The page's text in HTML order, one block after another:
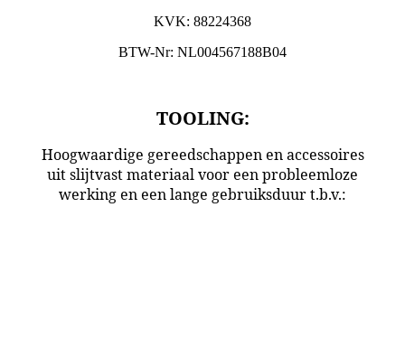
KVK: 88224368
BTW-Nr: NL004567188B04
TOOLING:
Hoogwaardige gereedschappen en accessoires
uit slijtvast materiaal voor een probleemloze
werking en een lange gebruiksduur t.b.v.: